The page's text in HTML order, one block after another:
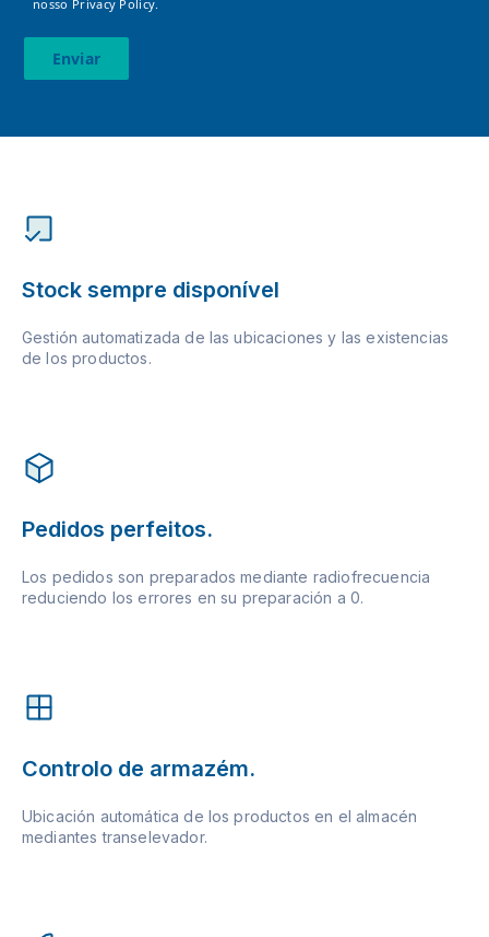
nosso Privacy Policy.
Enviar
Stock sempre disponível
Gestión automatizada de las ubicaciones y las existencias
de los productos.
Pedidos perfeitos.
Los pedidos son preparados mediante radiofrecuencia
reduciendo los errores en su preparación a 0.
Controlo de armazém.
Ubicación automática de los productos en el almacén
mediantes transelevador.